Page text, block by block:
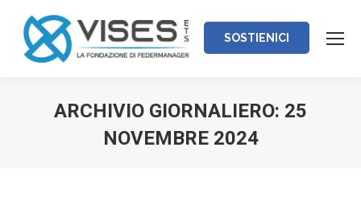
SOSTIENICI
ARCHIVIO GIORNALIERO: 25
NOVEMBRE 2024